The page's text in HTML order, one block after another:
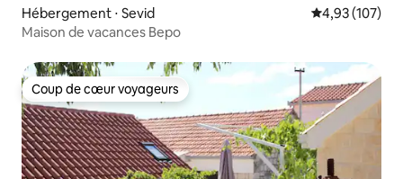
Hébergement ⋅ Sevid Évaluation
4,93 (107)
Maison de vacances Bepo
Coup de cœur voyageurs
Coup de cœur voyageurs